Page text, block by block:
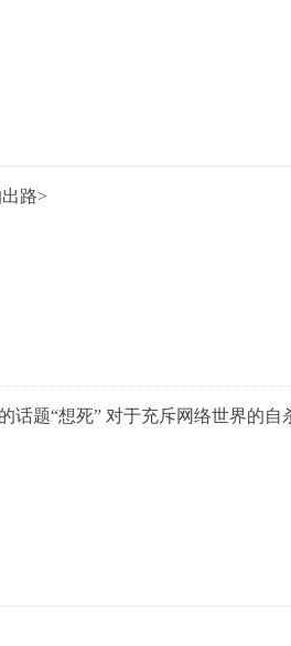
锐减下的出路>
话题“想死” 对于充斥网络世界的自